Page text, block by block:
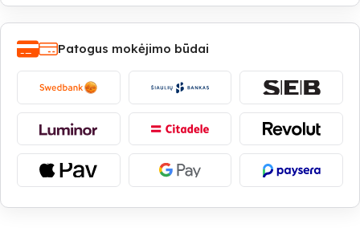
Patogus mokėjimo būdai